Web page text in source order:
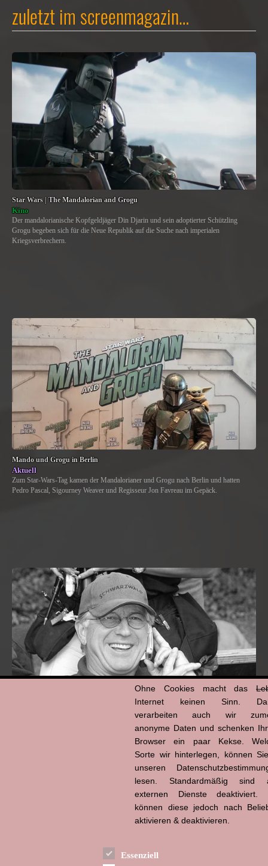
zuletzt im screenmagazin…
Star Wars | The Mandalorian and Grogu
Kino
Der mandalorianische Kopfgeldjäger Din Djarin und sein adoptierter Schützling
Grogu begeben sich für die Neue Republik auf die Suche nach imperialen
Kriegsverbrechern.
Mando und Grogu in Berlin
Aktuell
Zum Star-Wars-Tag kamen der Mandalorianer und Grogu nach Berlin und hatten
Pedro Pascal, Sigourney Weaver und Regisseur Jon Favreau im Gepäck.
Ohne Cookies macht das
Internet keinen Sinn.
verarbeiten auch wir
anonyme Daten und schenken
Browser ein paar Kekse.
Sorte wir hinterlegen, können
unseren
lesen. Standardmäßig sind
externen Dienste deaktiviert.
können diese jedoch nach
aktivieren & deaktivieren.
Essenziell